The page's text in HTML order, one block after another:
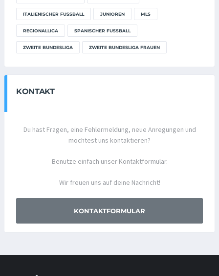
ITALIENISCHER FUSSBALL JUNIOREN MLS
REGIONALLIGA SPANISCHER FUSSBALL
ZWEITE BUNDESLIGA ZWEITE BUNDESLIGA FRAUEN
KONTAKT
Du hast Fragen, eine Fehlermeldung, neue Anregungen und
möchtest uns kontaktieren?
Benutze einfach unser Kontaktformular.
Wir freuen uns auf deine Nachricht!
KONTAKTFORMULAR